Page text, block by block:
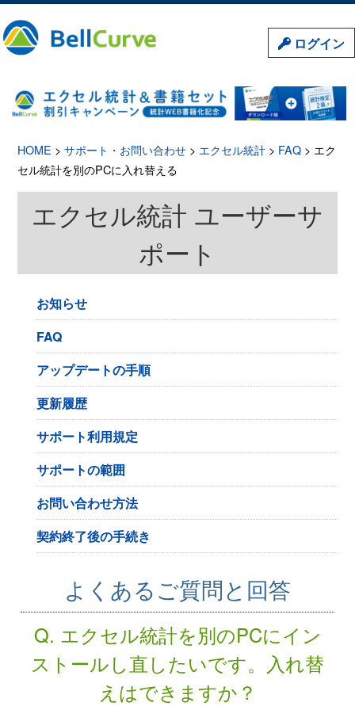
ログイン
HOME >サポート・お問い合わせ > エクセル統計 > FAQ > エク
セル統計を別のPCに入れ替える
エクセル統計 ユーザーサ
ポート
お知らせ
FAQ
アップデートの手順
更新履歴
サポート利用規定
サポートの範囲
お問い合わせ方法
契約終了後の手続き
よくあるご質問と回答
Q. エクセル統計を別のPCにイン
ストールし直したいです。入れ替
えはできますか？